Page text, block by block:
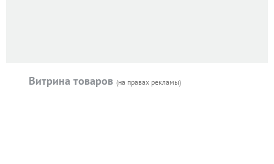
Витрина товаров (на правах рекламы)